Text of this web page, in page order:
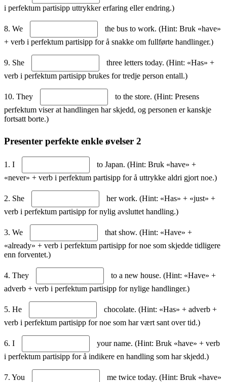
i perfektum partisipp uttrykker erfaring eller endring.)
8. We
the bus to work. (Hint: Bruk «have»
+ verb i perfektum partisipp for å snakke om fullførte handlinger.)
9. She
three letters today. (Hint: «Has» +
verb i perfektum partisipp brukes for tredje person entall.)
10. They
to the store. (Hint: Presens
perfektum viser at handlingen har skjedd, og personen er kanskje
fortsatt borte.)
Presenter perfekte enkle øvelser 2
1. I
to Japan. (Hint: Bruk «have» +
«never» + verb i perfektum partisipp for å uttrykke aldri gjort noe.)
2. She
her work. (Hint: «Has» + «just» +
verb i perfektum partisipp for nylig avsluttet handling.)
3. We
that show. (Hint: «Have» +
«already» + verb i perfektum partisipp for noe som skjedde tidligere
enn forventet.)
4. They
to a new house. (Hint: «Have» +
adverb + verb i perfektum partisipp for nylige handlinger.)
5. He
chocolate. (Hint: «Has» + adverb +
verb i perfektum partisipp for noe som har vært sant over tid.)
6. I
your name. (Hint: Bruk «have» + verb
i perfektum partisipp for å indikere en handling som har skjedd.)
7. You
me twice today. (Hint: Bruk «have»